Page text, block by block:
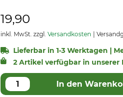
19,90
inkl. MwSt. zzgl. Versandkosten
Lieferbar in 1-3 Werktagen |
2 Artikel verfügbar in unserer
In den